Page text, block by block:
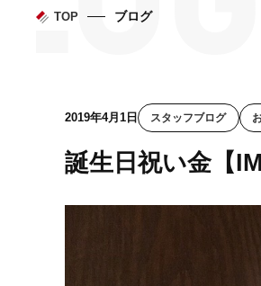
TOP ブログ
2019年4月1日 スタッフブログ
誕生日祝い金【